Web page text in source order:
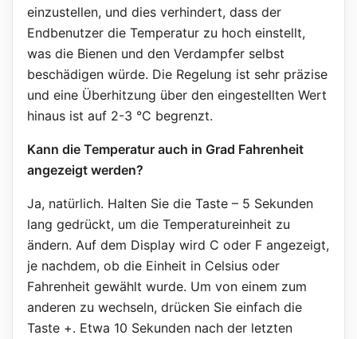
einzustellen, und dies verhindert, dass der
Endbenutzer die Temperatur zu hoch einstellt,
was die Bienen und den Verdampfer selbst
beschädigen würde. Die Regelung ist sehr präzise
und eine Überhitzung über den eingestellten Wert
hinaus ist auf 2-3 °C begrenzt.
Kann die Temperatur auch in Grad Fahrenheit
angezeigt werden?
Ja, natürlich. Halten Sie die Taste – 5 Sekunden
lang gedrückt, um die Temperatureinheit zu
ändern. Auf dem Display wird C oder F angezeigt,
je nachdem, ob die Einheit in Celsius oder
Fahrenheit gewählt wurde. Um von einem zum
anderen zu wechseln, drücken Sie einfach die
Taste +. Etwa 10 Sekunden nach der letzten